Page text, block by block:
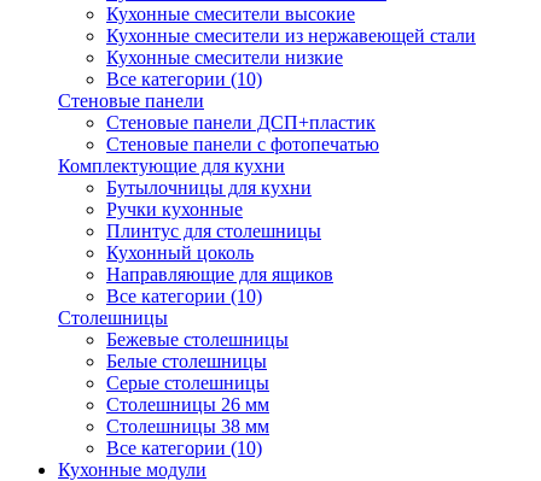
Кухонные смесители высокие
Кухонные смесители из нержавеющей стали
Кухонные смесители низкие
Все категории (10)
Стеновые панели
Стеновые панели ДСП+пластик
Стеновые панели с фотопечатью
Комплектующие для кухни
Бутылочницы для кухни
Ручки кухонные
Плинтус для столешницы
Кухонный цоколь
Направляющие для ящиков
Все категории (10)
Столешницы
Бежевые столешницы
Белые столешницы
Серые столешницы
Столешницы 26 мм
Столешницы 38 мм
Все категории (10)
Кухонные модули